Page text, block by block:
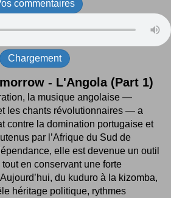
commentaires
Chargement
- L'Angola (Part 1)
la musique angolaise —
les chants révolutionnaires — a
contre la domination portugaise et
par l’Afrique du Sud de
elle est devenue un outil
en conservant une forte
du kuduro à la kizomba,
héritage politique, rythmes